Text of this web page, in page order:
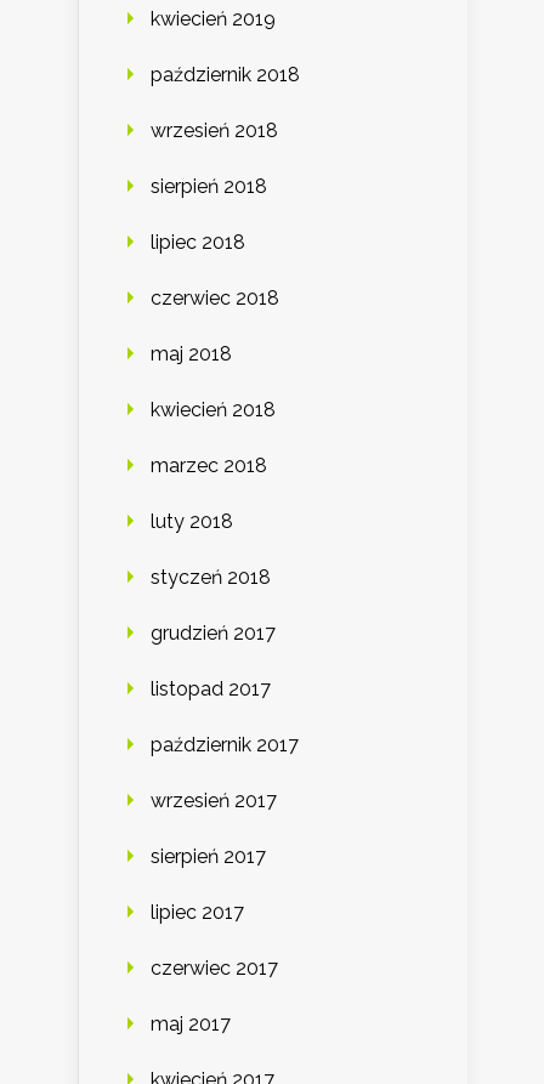
kwiecień 2019
październik 2018
wrzesień 2018
sierpień 2018
lipiec 2018
czerwiec 2018
maj 2018
kwiecień 2018
marzec 2018
luty 2018
styczeń 2018
grudzień 2017
listopad 2017
październik 2017
wrzesień 2017
sierpień 2017
lipiec 2017
czerwiec 2017
maj 2017